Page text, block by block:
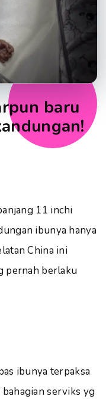
baru
11 inchi
ibunya hanya
China ini
pernah berlaku
ibunya terpaksa
serviks yg